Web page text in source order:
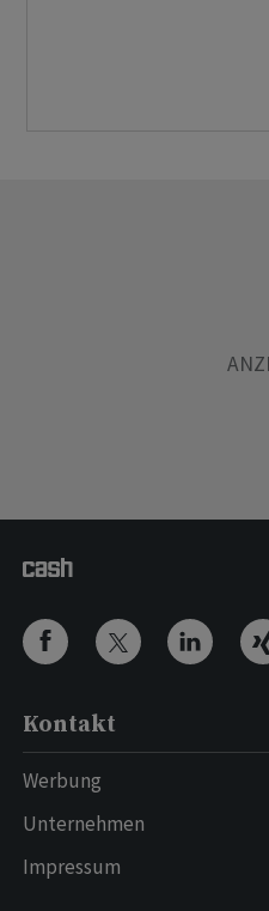
Kontakt
Werbung
Unternehmen
Impressum